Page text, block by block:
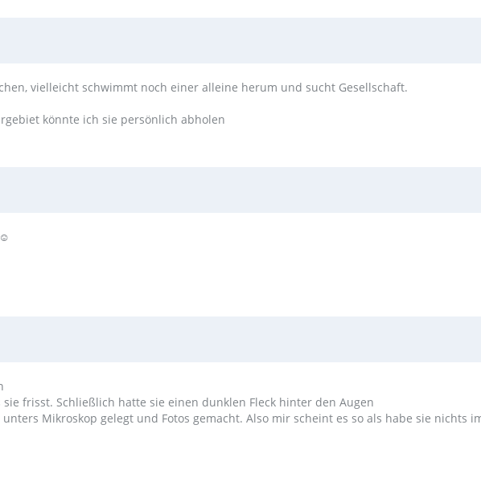
vielleicht schwimmt noch einer alleine herum und sucht Gesellschaft.
könnte ich sie persönlich abholen
frisst. Schließlich hatte sie einen dunklen Fleck hinter den Augen
Mikroskop gelegt und Fotos gemacht. Also mir scheint es so als habe sie nichts